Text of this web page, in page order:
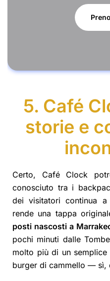
5. Café
storie e
Certo, Café Clock
conosciuto tra i
dei visitatori continua
rende una tappa
posti nascosti a
pochi minuti dalle
molto più di un
burger di cammello — sì,